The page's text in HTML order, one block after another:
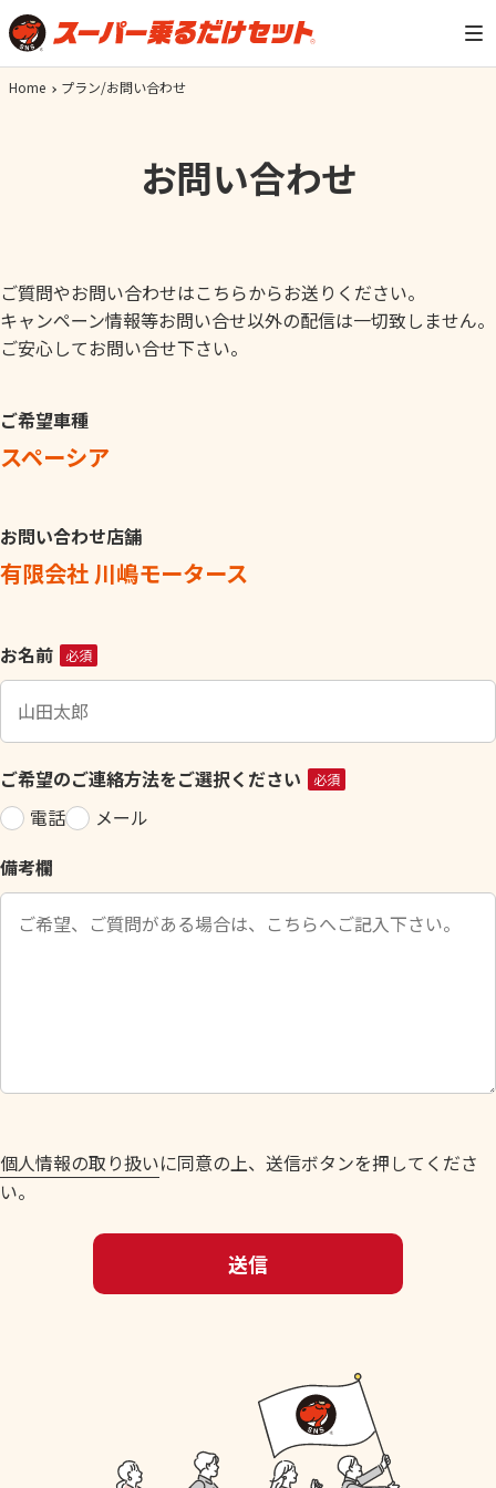
Home プラン/お問い合わせ
お問い合わせ
ご質問やお問い合わせはこちらからお送りください。
キャンペーン情報等お問い合せ以外の配信は一切致しません。
ご安心してお問い合せ下さい。
ご希望車種
スペーシア
お問い合わせ店舗
有限会社 川嶋モータース
こ
の
ィ
ー
ル
ド
空
の
だ
い
。
お名前 必須
ご希望のご連絡方法をご選択ください 必須
電話
メール
備考欄
個人情報の取り扱いに同意の上、送信ボタンを押してくださ
い。